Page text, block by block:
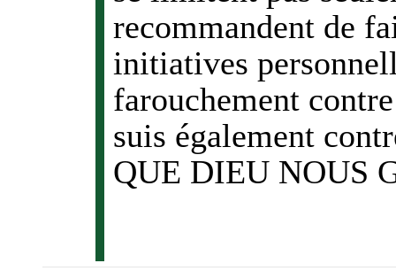
recommandent de
initiatives
farouchement
suis également
QUE DIEU NOUS